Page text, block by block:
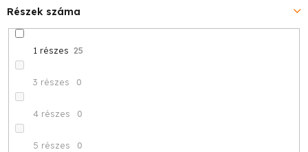
Részek száma
1 részes 25
3 részes 0
4 részes 0
5 részes 0